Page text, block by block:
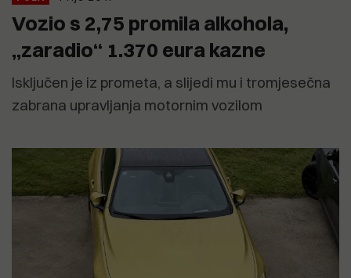
Vozio s 2,75 promila alkohola,
„zaradio“ 1.370 eura kazne
Isključen je iz prometa, a slijedi mu i tromjesečna
zabrana upravljanja motornim vozilom